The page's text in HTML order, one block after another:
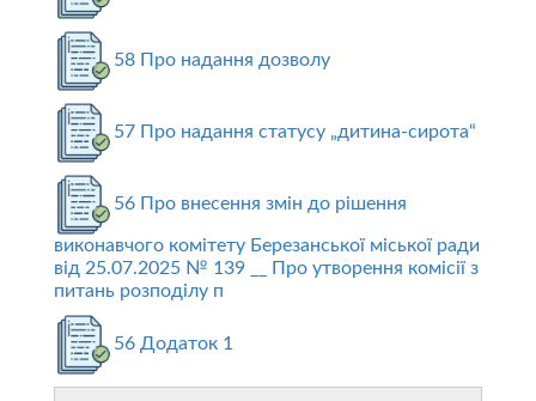
58 Про надання дозволу
57 Про надання статусу „дитина-сирота“
56 Про внесення змін до рішення
виконавчого комітету Березанської міської ради
від 25.07.2025 № 139 __ Про утворення комісії з
питань розподілу п
56 Додаток 1